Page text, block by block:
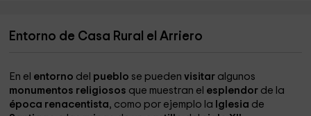
Entorno de Casa Rural el Arriero
En el entorno del pueblo se puedenvisitar algunos
monumentos religiosos que muestran el esplendor de la
época renacentista, como por ejemplo la Iglesia de